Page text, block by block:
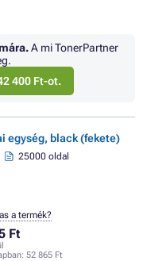
A mi TonerPartner
400 Ft-ot.
egység, black (fekete)
25000 oldal
Ft
52 865 Ft
a termék?